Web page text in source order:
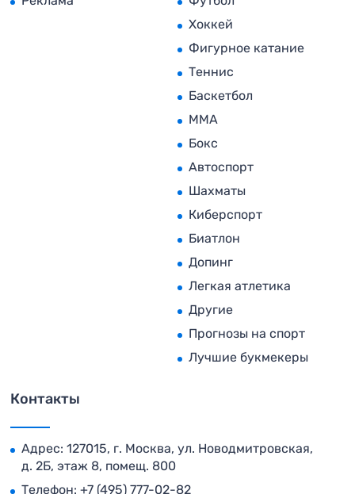
Хоккей
Фигурное катание
Теннис
Баскетбол
MMA
Бокс
Автоспорт
Шахматы
Киберспорт
Биатлон
Допинг
Легкая атлетика
Другие
Прогнозы на спорт
Лучшие букмекеры
Контакты
Адрес: 127015, г. Москва, ул. Новодмитровская,
д. 2Б, этаж 8, помещ. 800
Телефон: +7 (495) 777-02-82